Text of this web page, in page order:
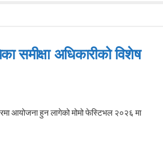
समीक्षा अधिकारीको विशेष
आयोजना हुन लागेको मोमो फेस्टिभल २०२६ मा